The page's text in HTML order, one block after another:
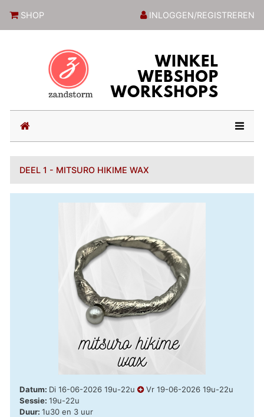
SHOP INLOGGEN/REGISTREREN
(current)
DEEL 1 - MITSURO HIKIME WAX
Datum: Di 16-06-2026 19u-22u
Vr 19-06-2026 19u-22u
Sessie:19u-22u
Duur:1u30 en 3 uur